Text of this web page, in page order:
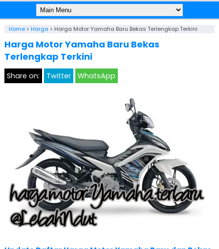
Home> Harga > Harga Motor Yamaha Baru Bekas Terlengkap Terkini
Harga Motor Yamaha Baru Bekas
Terlengkap Terkini
Share on: Twitter WhatsApp